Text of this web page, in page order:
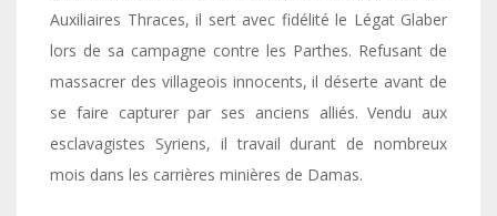
Auxiliaires Thraces, il sert avec fidélité le Légat Glaber
lors de sa campagne contre les Parthes. Refusant de
massacrer des villageois innocents, il déserte avant de
se faire capturer par ses anciens alliés. Vendu aux
esclavagistes Syriens, il travail durant de nombreux
mois dans les carrières minières de Damas.